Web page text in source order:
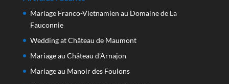
Mariage Franco-Vietnamien au Domaine de La
Fauconnie
Wedding at Château de Maumont
Mariage au Château d’Arnajon
Mariage au Manoir des Foulons